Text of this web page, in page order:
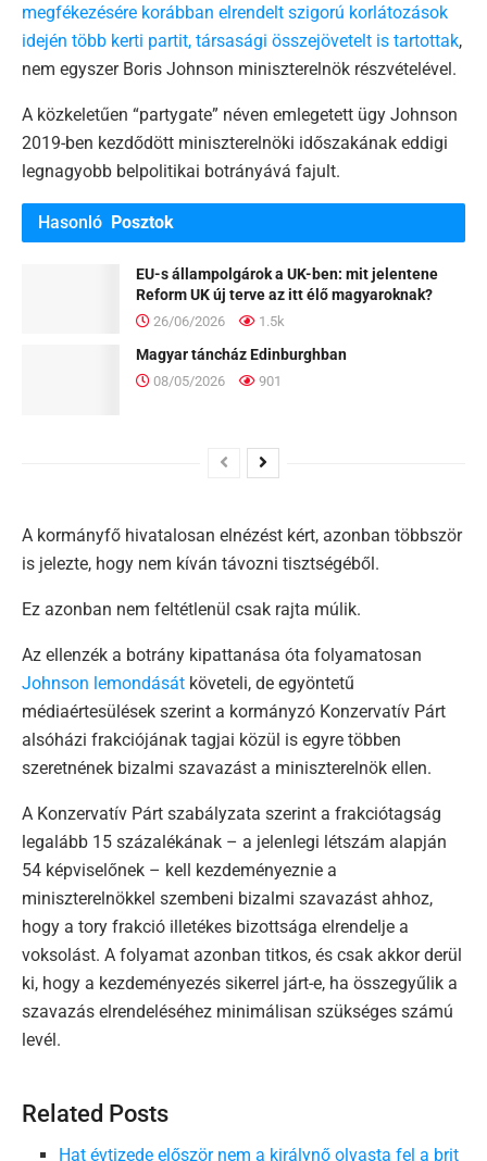
megfékezésére korábban elrendelt szigorú korlátozások
idején több kerti partit, társasági összejövetelt is tartottak,
nem egyszer Boris Johnson miniszterelnök részvételével.
A közkeletűen “partygate” néven emlegetett ügy Johnson
2019-ben kezdődött miniszterelnöki időszakának eddigi
legnagyobb belpolitikai botrányává fajult.
Hasonló Posztok
EU-s állampolgárok a UK-ben: mit jelentene
Reform UK új terve az itt élő magyaroknak?
26/06/2026 1.5k
Magyar táncház Edinburghban
08/05/2026 901
A kormányfő hivatalosan elnézést kért, azonban többször
is jelezte, hogy nem kíván távozni tisztségéből.
Ez azonban nem feltétlenül csak rajta múlik.
Az ellenzék a botrány kipattanása óta folyamatosan
Johnson lemondását követeli, de egyöntetű
médiaértesülések szerint a kormányzó Konzervatív Párt
alsóházi frakciójának tagjai közül is egyre többen
szeretnének bizalmi szavazást a miniszterelnök ellen.
A Konzervatív Párt szabályzata szerint a frakciótagság
legalább 15 százalékának – a jelenlegi létszám alapján
54 képviselőnek – kell kezdeményeznie a
miniszterelnökkel szembeni bizalmi szavazást ahhoz,
hogy a tory frakció illetékes bizottsága elrendelje a
voksolást. A folyamat azonban titkos, és csak akkor derül
ki, hogy a kezdeményezés sikerrel járt-e, ha összegyűlik a
szavazás elrendeléséhez minimálisan szükséges számú
levél.
Related Posts
Hat évtizede először nem a királynő olvasta fel a brit